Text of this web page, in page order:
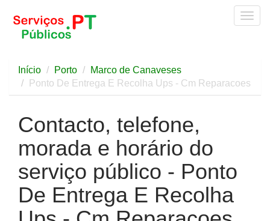
Início Porto
Marco de Canaveses
Ponto De Entrega E Recolha Ups - Cm Reparacoes
Contacto, telefone,
morada e horário do
serviço público - Ponto
De Entrega E Recolha